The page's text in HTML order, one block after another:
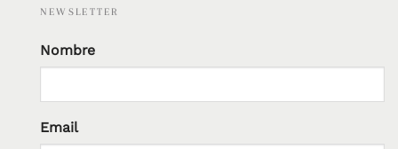
NEWSLETTER
Nombre
Email